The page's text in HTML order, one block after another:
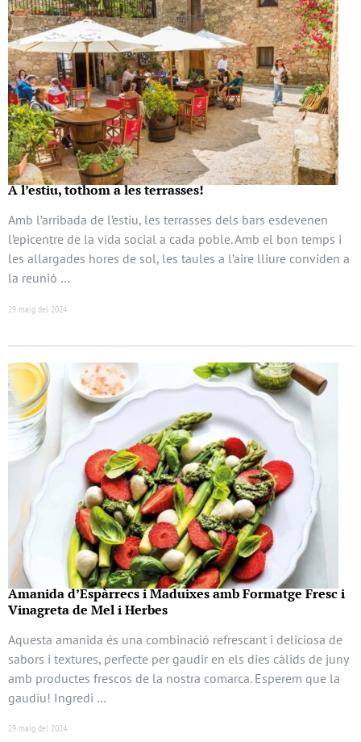
A l’estiu, tothom a les terrasses!
Amb l’arribada de l’estiu, les terrasses dels bars esdevenen
l’epicentre de la vida social a cada poble. Amb el bon temps i
les allargades hores de sol, les taules a l’aire lliure conviden a
la reunió …
29 maig del 2024
Amanida d’Espàrrecs i Maduixes amb Formatge Fresc i
Vinagreta de Mel i Herbes
Aquesta amanida és una combinació refrescant i deliciosa de
sabors i textures, perfecte per gaudir en els dies càlids de juny
amb productes frescos de la nostra comarca. Esperem que la
gaudiu! Ingredi …
29 maig del 2024